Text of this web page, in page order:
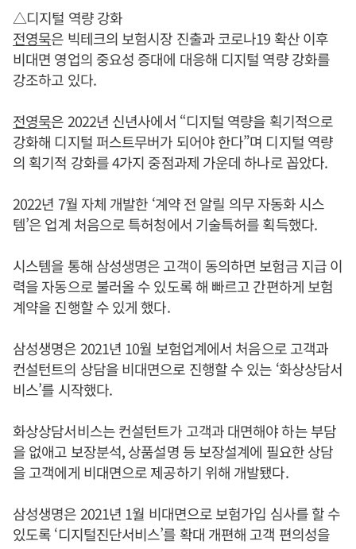
△디지털 역량 강화
전영묵은 빅테크의 보험시장 진출과 코로나19 확산 이후
비대면 영업의 중요성 증대에 대응해 디지털 역량 강화를
강조하고 있다.
전영묵은 2022년 신년사에서 “디지털 역량을 획기적으로
강화해 디지털 퍼스트무버가 되어야 한다”며 디지털 역량
의 획기적 강화를 4가지 중점과제 가운데 하나로 꼽았다.
2022년 7월 자체 개발한 ‘계약 전 알릴 의무 자동화 시스
템’은 업계 처음으로 특허청에서 기술특허를 획득했다.
시스템을 통해 삼성생명은 고객이 동의하면 보험금 지급 이
력을 자동으로 불러올 수 있도록 해 빠르고 간편하게 보험
계약을 진행할 수 있게 했다.
삼성생명은 2021년 10월 보험업계에서 처음으로 고객과
컨설턴트의 상담을 비대면으로 진행할 수 있는 ‘화상상담서
비스’를 시작했다.
화상상담서비스는 컨설턴트가 고객과 대면해야 하는 부담
을 없애고 보장분석, 상품설명 등 보장설계에 필요한 상담
을 고객에게 비대면으로 제공하기 위해 개발됐다.
삼성생명은 2021년 1월 비대면으로 보험가입 심사를 할 수
있도록 ‘디지털진단서비스’를 확대 개편해 고객 편의성을